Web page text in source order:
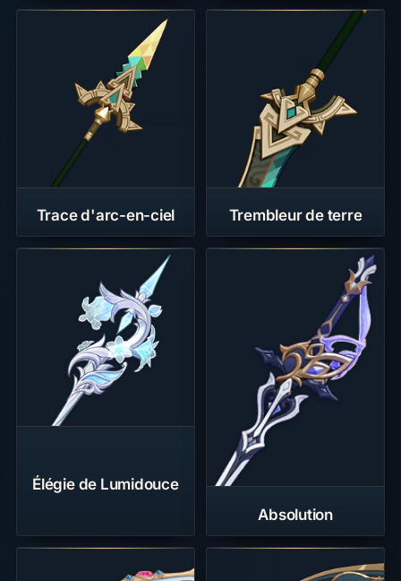
Trace d'arc-en-ciel Trembleur de terre
Élégie de Lumidouce
Absolution